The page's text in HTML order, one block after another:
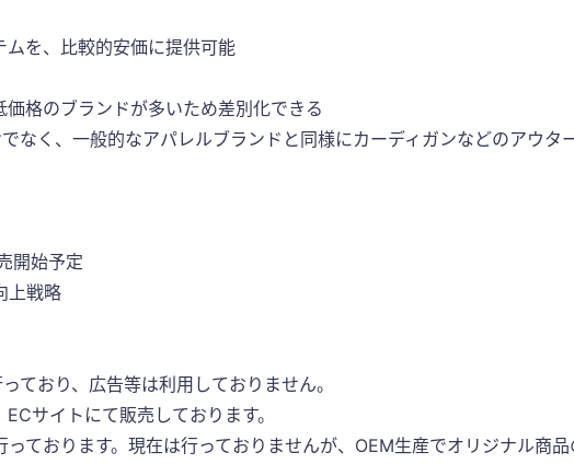
ムを、比較的安価に提供可能
格のブランドが多いため差別化できる
なく、一般的なアパレルブランドと同様にカーディガンなどのアウタ
開始予定
上戦略
ており、広告等は利用しておりません。
サイトにて販売しております。
ております。現在は行っておりませんが、OEM生産でオリジナル商品